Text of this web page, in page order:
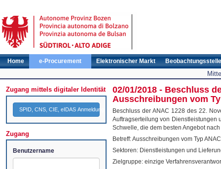
Home e-Procurement Elektronischer Markt Beobachtungsstelle
Zugang mittels digitaler Identität
SPID, CNS, CIE, eIDAS Anmeldung
Zugang
Benutzername
02/01/2018 - Beschluss
Ausschreibungen vom
Beschluss der ANAC 1228 des 22.
Auftragserteilung von Dienstleistungen
Schwelle, die dem besten Angebot
Betreff: Ausschreibungen vom Typ ANAC
Sektoren: Dienstleistungen und
Zielgruppe: einzige